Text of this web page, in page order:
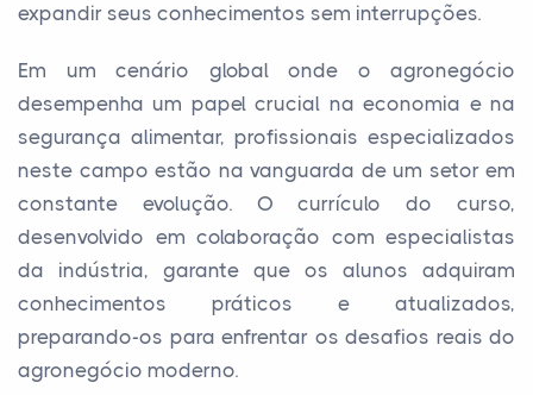
expandir seus conhecimentos sem interrupções.
Em um cenário global onde o agronegócio
desempenha um papel crucial na economia e na
segurança alimentar, profissionais especializados
neste campo estão na vanguarda de um setor em
constante evolução. O currículo do curso,
desenvolvido em colaboração com especialistas
da indústria, garante que os alunos adquiram
conhecimentos práticos e atualizados,
preparando-os para enfrentar os desafios reais do
agronegócio moderno.